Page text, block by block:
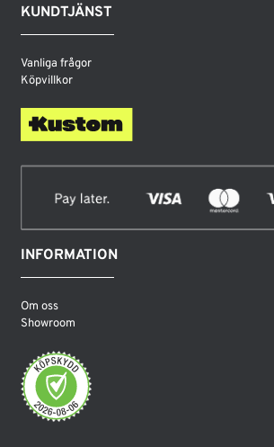
KUNDTJÄNST
Vanliga frågor
Köpvillkor
INFORMATION
Om oss
Showroom